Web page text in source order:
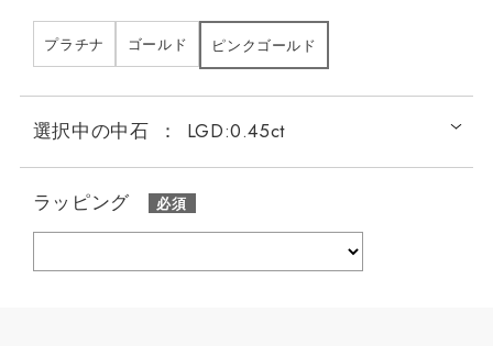
プラチナ ゴールド ピンクゴールド
選択中の中石 ： LGD:0.45ct
ラッピング